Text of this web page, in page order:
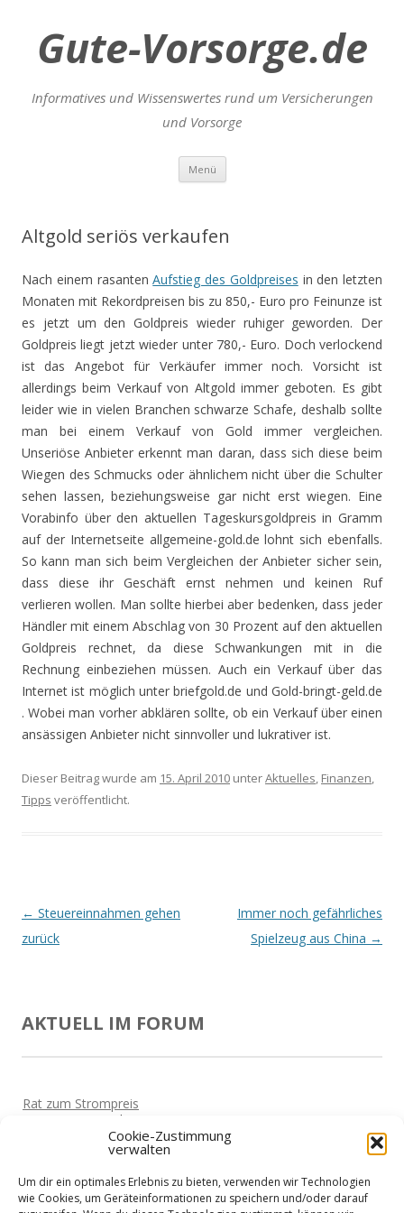
Cookie-Zustimmung
verwalten
Um dir ein optimales Erlebnis zu bieten, verwenden wir Technologien
wie Cookies, um Geräteinformationen zu speichern und/oder darauf
Gute-Vorsorge.de
Informatives und Wissenswertes rund um Versicherungen
und Vorsorge
Menü Zum
springen
Altgold seriös verkaufen
Nach einem rasantenAufstieg des Goldpreises in den letzten
Monaten mit Rekordpreisen bis zu 850,- Euro pro Feinunze ist
es jetzt um den Goldpreis wieder ruhiger geworden. Der
Goldpreis liegt jetzt wieder unter 780,- Euro. Doch verlockend
ist das Angebot für Verkäufer immer noch. Vorsicht ist
allerdings beim Verkauf von Altgold immer geboten. Es gibt
leider wie in vielen Branchen schwarze Schafe, deshalb sollte
man bei einem Verkauf von Gold immer vergleichen.
Unseriöse Anbieter erkennt man daran, dass sich diese beim
Wiegen des Schmucks oder ähnlichem nicht über die Schulter
sehen lassen, beziehungsweise gar nicht erst wiegen. Eine
Vorabinfo über den aktuellen Tageskursgoldpreis in Gramm
auf der Internetseite allgemeine-gold.de lohnt sich ebenfalls.
So kann man sich beim Vergleichen der Anbieter sicher sein,
dass diese ihr Geschäft ernst nehmen und keinen Ruf
verlieren wollen. Man sollte hierbei aber bedenken, dass jeder
Händler mit einem Abschlag von 30 Prozent auf den aktuellen
Goldpreis rechnet, da diese Schwankungen mit in die
Rechnung einbeziehen müssen. Auch ein Verkauf über das
Internet ist möglich unter briefgold.de und Gold-bringt-geld.de
. Wobei man vorher abklären sollte, ob ein Verkauf über einen
ansässigen Anbieter nicht sinnvoller und lukrativer ist.
Dieser Beitrag wurde am 15. April 2010 unterAktuelles, Finanzen,
Tipps veröffentlicht.
Beitrags-
Navigation
← Steuereinnahmen gehen
zurück
Immer noch gefährliches
Spielzeug aus China →
AKTUELL IM FORUM
Rat zum Strompreis
Vor 5 Jahren
Haben die Hotels schon wieder geöffnet?
Corona-Sofortkredite erhalten